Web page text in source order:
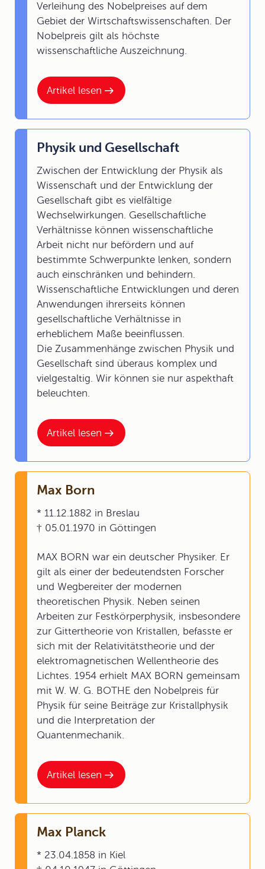
Artikel lesen
Verleihung des Nobelpreises auf dem
Gebiet der Wirtschaftswissenschaften. Der
Nobelpreis gilt als höchste
wissenschaftliche Auszeichnung.
Artikel lesen
Physik und Gesellschaft
Zwischen der Entwicklung der Physik als
Wissenschaft und der Entwicklung der
Gesellschaft gibt es vielfältige
Wechselwirkungen. Gesellschaftliche
Verhältnisse können wissenschaftliche
Arbeit nicht nur befördern und auf
bestimmte Schwerpunkte lenken, sondern
auch einschränken und behindern.
Wissenschaftliche Entwicklungen und deren
Anwendungen ihrerseits können
gesellschaftliche Verhältnisse in
erheblichem Maße beeinflussen.
Die Zusammenhänge zwischen Physik und
Gesellschaft sind überaus komplex und
vielgestaltig. Wir können sie nur aspekthaft
beleuchten.
Artikel lesen
Max Born
* 11.12.1882 in Breslau
† 05.01.1970 in Göttingen
MAX BORN war ein deutscher Physiker. Er
gilt als einer der bedeutendsten Forscher
und Wegbereiter der modernen
theoretischen Physik. Neben seinen
Arbeiten zur Festkörperphysik, insbesondere
zur Gittertheorie von Kristallen, befasste er
sich mit der Relativitätstheorie und der
elektromagnetischen Wellentheorie des
Lichtes. 1954 erhielt MAX BORN gemeinsam
mit W. W. G. BOTHE den Nobelpreis für
Physik für seine Beiträge zur Kristallphysik
und die Interpretation der
Quantenmechanik.
Max Planck
* 23.04.1858 in Kiel